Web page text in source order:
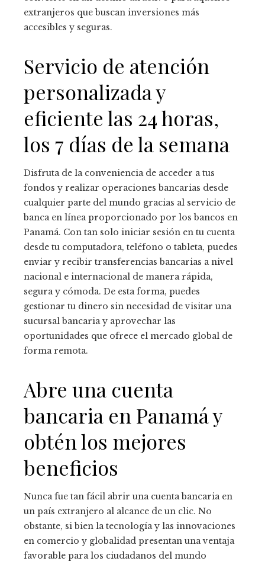
extranjeros que buscan inversiones más
accesibles y seguras.
Servicio de atención
personalizada y
eficiente las 24 horas,
los 7 días de la semana
Disfruta de la conveniencia de acceder a tus
fondos y realizar operaciones bancarias desde
cualquier parte del mundo gracias al servicio de
banca en línea proporcionado por los bancos en
Panamá. Con tan solo iniciar sesión en tu cuenta
desde tu computadora, teléfono o tableta, puedes
enviar y recibir transferencias bancarias a nivel
nacional e internacional de manera rápida,
segura y cómoda. De esta forma, puedes
gestionar tu dinero sin necesidad de visitar una
sucursal bancaria y aprovechar las
oportunidades que ofrece el mercado global de
forma remota.
Abre una cuenta
bancaria en Panamá y
obtén los mejores
beneficios
Nunca fue tan fácil abrir una cuenta bancaria en
un país extranjero al alcance de un clic. No
obstante, si bien la tecnología y las innovaciones
en comercio y globalidad presentan una ventaja
favorable para los ciudadanos del mundo